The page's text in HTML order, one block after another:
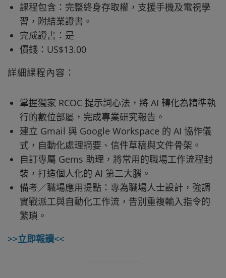
課程包含：完整終身存取權，支援手機及電視學
習，附結業證書。
完成證書：是
價錢：US$13.00
詳細課程內容：
掌握獨家 RCOC 提示詞心法，將 AI 轉化為精準執
行的數位部屬，完成專業研究報告。
建立 Gmail 與 Google Workspace 的 AI 協作儀
式，自動化處理摘要、信件草稿與文件骨架。
自訂專屬 Gems 助理，將常用的職場工作流程封
裝，打造個人化的 AI 第二大腦。
備考／職場應用提點：專為職場人士設計，強調
實戰派工與自動化工作流，告別重複輸入指令的
繁瑣。
>>立即報讀<<